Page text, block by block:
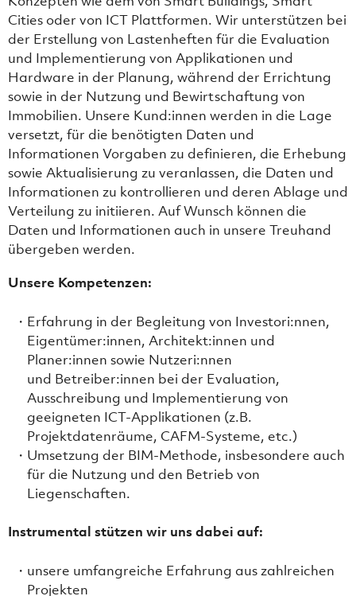
Cities oder von ICT Plattformen. Wir unterstützen bei
der Erstellung von Lastenheften für die Evaluation
und Implementierung von Applikationen und
Hardware in der Planung, während der Errichtung
sowie in der Nutzung und Bewirtschaftung von
Immobilien. Unsere Kund:innen werden in die Lage
versetzt, für die benötigten Daten und
Informationen Vorgaben zu definieren, die Erhebung
sowie Aktualisierung zu veranlassen, die Daten und
Informationen zu kontrollieren und deren Ablage und
Verteilung zu initiieren. Auf Wunsch können die
Daten und Informationen auch in unsere Treuhand
übergeben werden.
Unsere Kompetenzen:
Erfahrung in der Begleitung von Investori:nnen,
Eigentümer:innen, Architekt:innen und
Planer:innen sowie Nutzeri:nnen
und Betreiber:innen bei der Evaluation,
Ausschreibung und Implementierung von
geeigneten ICT-Applikationen (z.B.
Projektdatenräume, CAFM-Systeme, etc.)
Umsetzung der BIM-Methode, insbesondere auch
für die Nutzung und den Betrieb von
Liegenschaften.
Instrumental stützen wir uns dabei auf:
unsere umfangreiche Erfahrung aus zahlreichen
Projekten